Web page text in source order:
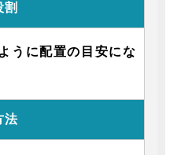
割
うに配置の目安にな
法